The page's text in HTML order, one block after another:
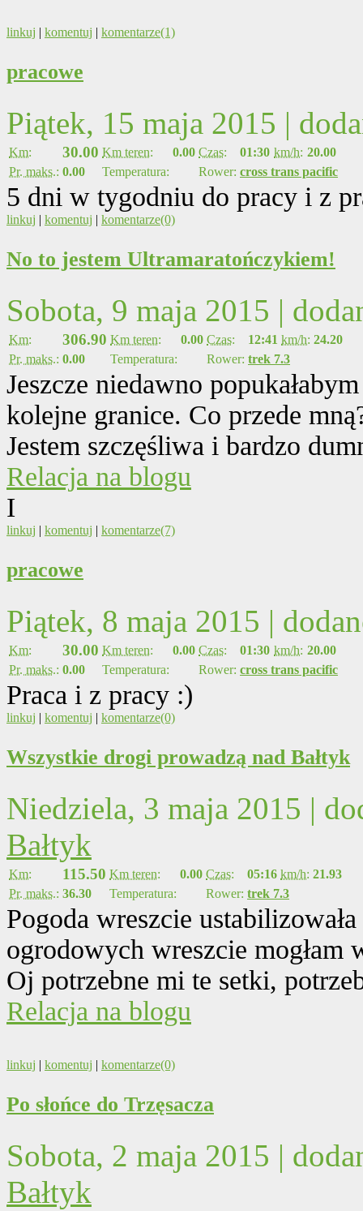
linkuj | komentuj | komentarze(1)
pracowe
Piątek, 15 maja 2015 |
Km: 30.00 Km teren: 0.00 Czas: 01:30 km/h: 20.00
Pr. maks.: 0.00 Temperatura: Rower: cross trans pacific
5 dni w tygodniu do pracy i z
linkuj | komentuj | komentarze(0)
No to jestem Ultramaratończykiem!
Sobota, 9 maja 2015 |
Km: 306.90 Km teren: 0.00 Czas: 12:41 km/h: 24.20
Pr. maks.: 0.00 Temperatura: Rower: trek 7.3
Jeszcze niedawno
kolejne granice. Co przede
Jestem szczęśliwa i bardzo
Relacja na blogu
I
linkuj | komentuj | komentarze(7)
pracowe
Piątek, 8 maja 2015 |
Km: 30.00 Km teren: 0.00 Czas: 01:30 km/h: 20.00
Pr. maks.: 0.00 Temperatura: Rower: cross trans pacific
Praca i z pracy :)
linkuj | komentuj | komentarze(0)
Wszystkie drogi prowadzą nad Bałtyk
Niedziela, 3 maja 2015 |
Bałtyk
Km: 115.50 Km teren: 0.00 Czas: 05:16 km/h: 21.93
Pr. maks.: 36.30 Temperatura: Rower: trek 7.3
Pogoda wreszcie
ogrodowych wreszcie
Oj potrzebne mi te setki,
Relacja na blogu
linkuj | komentuj | komentarze(0)
Po słońce do Trzęsacza
Sobota, 2 maja 2015 |
Bałtyk